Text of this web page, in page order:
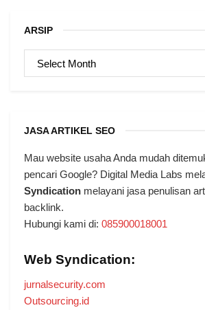
ARSIP
JASA ARTIKEL SEO
Mau website usaha Anda mudah
pencari Google? Digital Media Labs
Syndication melayani jasa penulisan
backlink.
Hubungi kami di: 085900018001
Web Syndication:
jurnalsecurity.com
Outsourcing.id